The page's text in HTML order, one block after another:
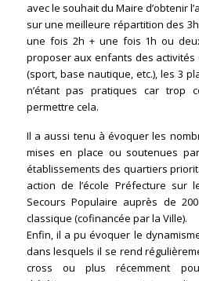
avec le souhait du Maire d’obtenir
sur une meilleure répartition des
une fois 2h + une fois 1h ou
proposer aux enfants des
(sport, base nautique, etc.), les 3
n’étant pas pratiques car trop
permettre cela.
Il a aussi tenu à évoquer les
mises en place ou soutenues
établissements des quartiers
action de l’école Préfecture sur
Secours Populaire auprès de
classique (cofinancée par la Ville).
Enfin, il a pu évoquer le
dans lesquels il se rend
cross ou plus récemment